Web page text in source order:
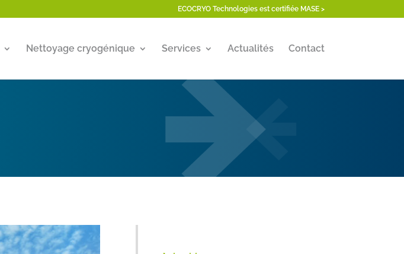
ECOCRYO Technologies est certifiée MASE >
Nettoyage cryogénique Services Actualités Contact